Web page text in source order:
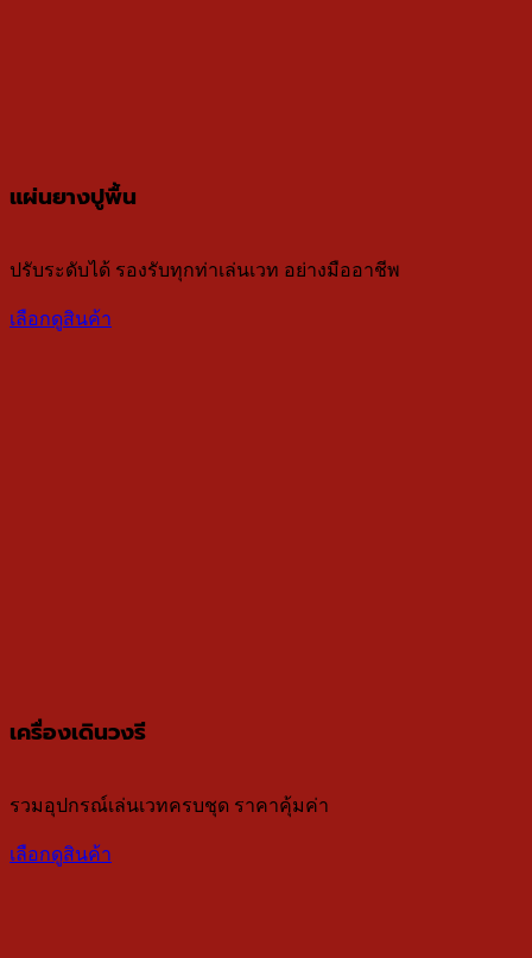
แผ่นยางปูพื้น
ปรับระดับได้ รองรับทุกท่าเล่นเวท อย่างมืออาชีพ
เลือกดูสินค้า
เครื่องเดินวงรี
รวมอุปกรณ์เล่นเวทครบชุด ราคาคุ้มค่า
เลือกดูสินค้า